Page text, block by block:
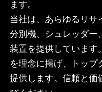
ます。
当社は、あらゆるリサ
分別機、シュレッダー
装置を提供しています
を理念に掲げ、トップ
提供します。信頼と価